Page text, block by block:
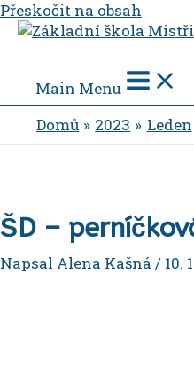
Přeskočit na obsah
Main Menu
Domů
2023 Leden
ŠD –
Napsal Alena Kašná / 10.